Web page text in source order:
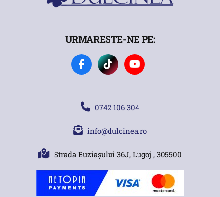
URMARESTE-NE PE:
0742 106 304
info@dulcinea.ro
Strada Buziașului 36J, Lugoj , 305500